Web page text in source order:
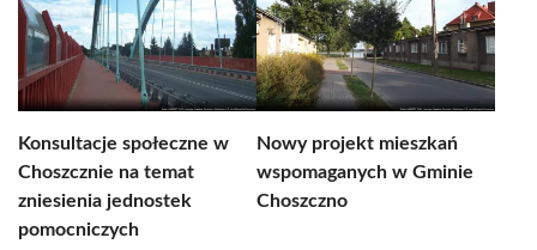
Konsultacje społeczne w
Choszcznie na temat
zniesienia jednostek
pomocniczych
Nowy projekt mieszkań
wspomaganych w Gminie
Choszczno